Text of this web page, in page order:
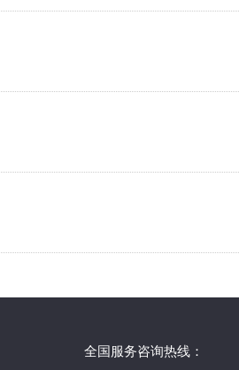
全国服务咨询热线：